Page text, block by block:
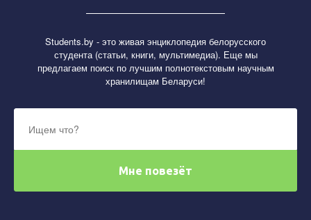
Students.by - это живая энциклопедия белорусского
студента (статьи, книги, мультимедиа). Еще мы
предлагаем поиск по лучшим полнотекстовым научным
хранилищам Беларуси!